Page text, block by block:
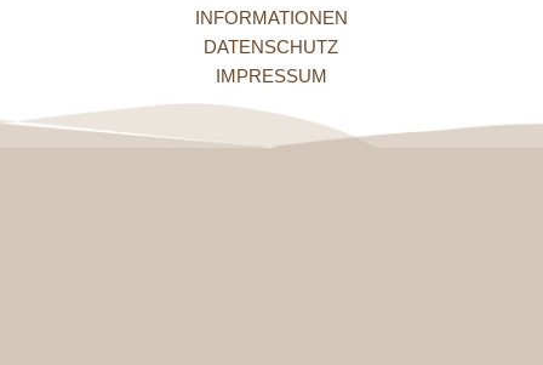
INFORMATIONEN
DATENSCHUTZ
IMPRESSUM